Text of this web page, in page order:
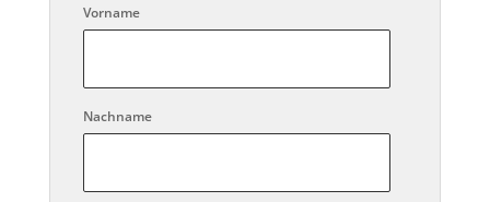
Vorname
Nachname